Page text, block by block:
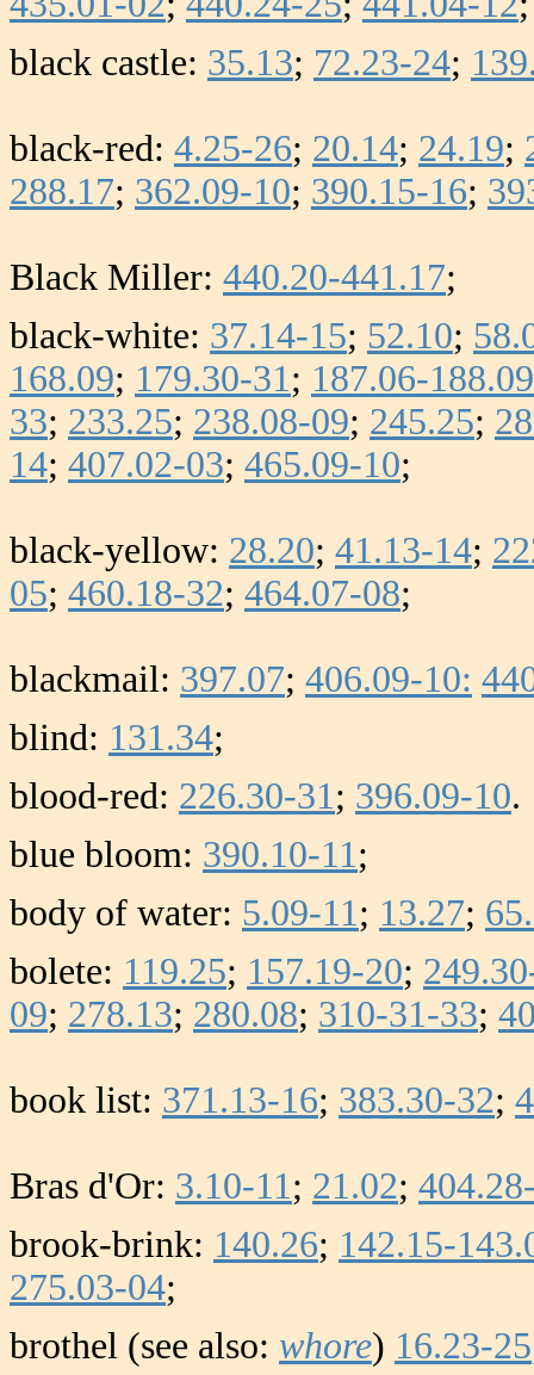
black castle: 35.13; 72.23-24;
black-red: 4.25-26; 20.14; 24.19;
288.17; 362.09-10; 390.15-16;
Black Miller: 440.20-441.17;
black-white: 37.14-15; 52.10;
168.09; 179.30-31; 187.06-188.09
33; 233.25; 238.08-09; 245.25;
14; 407.02-03; 465.09-10;
black-yellow: 28.20; 41.13-14;
05; 460.18-32; 464.07-08;
blackmail: 397.07; 406.09-10: 44
blind: 131.34;
blood-red: 226.30-31; 396.09-10.
blue bloom: 390.10-11;
body of water: 5.09-11; 13.27;
bolete: 119.25; 157.19-20;
09; 278.13; 280.08; 310-31-33;
book list: 371.13-16; 383.30-32;
Bras d'Or: 3.10-11; 21.02;
brook-brink: 140.26; 142.15-
275.03-04;
brothel (see also: whore) 16.23-25